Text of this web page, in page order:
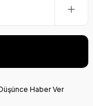
Haber Ver